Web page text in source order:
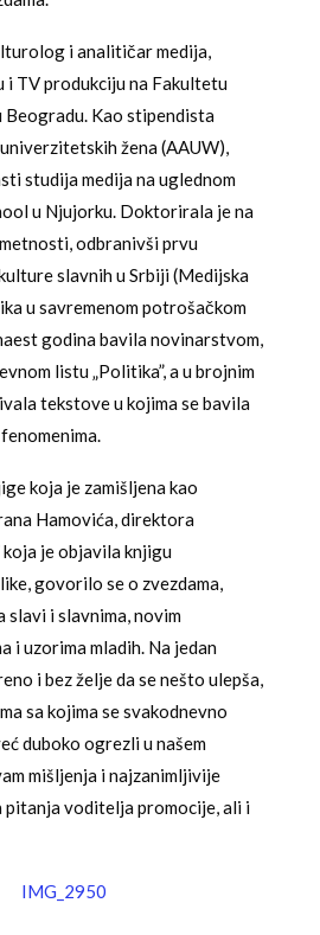
i analitičar medija,
i TV produkciju na Fakultetu
Beogradu. Kao stipendista
žena (AAUW),
studija medija na uglednom
u Njujorku. Doktorirala je na
odbranivši prvu
slavnih u Srbiji (Medijska
u savremenom potrošačkom
godina bavila novinarstvom,
listu „Politika”, a u brojnim
tekstove u kojima se bavila
koja je zamišljena kao
Hamovića, direktora
koja je objavila knjigu
govorilo se o zvezdama,
slavi i slavnima, novim
i uzorima mladih. Na jedan
i bez želje da se nešto ulepša,
sa kojima se svakodnevno
duboko ogrezli u našem
mišljenja i najzanimljivije
voditelja promocije, ali i